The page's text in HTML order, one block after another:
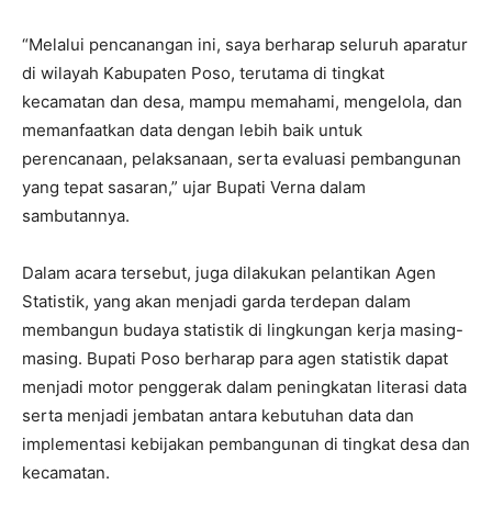
“Melalui pencanangan ini, saya berharap seluruh aparatur
di wilayah Kabupaten Poso, terutama di tingkat
kecamatan dan desa, mampu memahami, mengelola, dan
memanfaatkan data dengan lebih baik untuk
perencanaan, pelaksanaan, serta evaluasi pembangunan
yang tepat sasaran,” ujar Bupati Verna dalam
sambutannya.
Dalam acara tersebut, juga dilakukan pelantikan Agen
Statistik, yang akan menjadi garda terdepan dalam
membangun budaya statistik di lingkungan kerja masing-
masing. Bupati Poso berharap para agen statistik dapat
menjadi motor penggerak dalam peningkatan literasi data
serta menjadi jembatan antara kebutuhan data dan
implementasi kebijakan pembangunan di tingkat desa dan
kecamatan.